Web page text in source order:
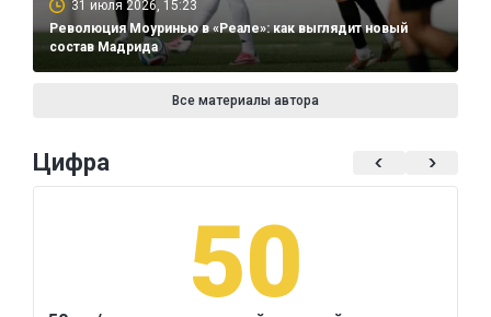
31 июля 2026, 15:23
Революция Моуринью в «Реале»: как выглядит новый
состав Мадрида
Все материалы автора
Цифра
50